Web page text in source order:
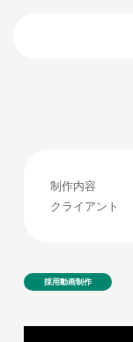
制作内容
クライアント
採用動画制作